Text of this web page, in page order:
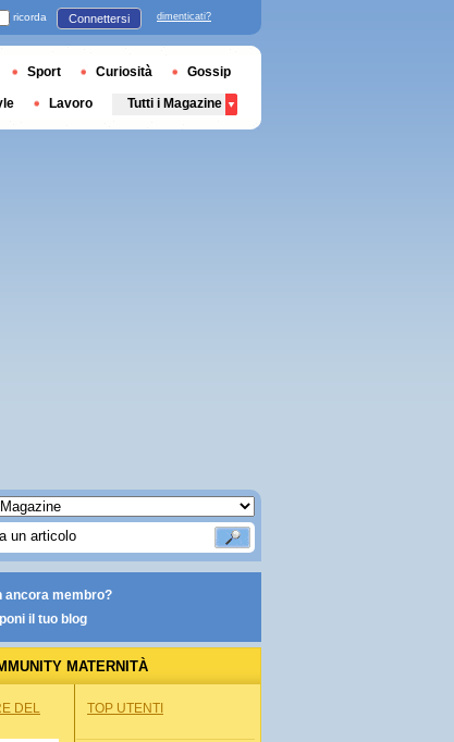
ancora membro?
il tuo blog
MATERNITÀ
DEL
TOP UTENTI
ricorda Connettersi dimenticati?
Sport Curiosità Gossip
Lavoro Tutti i Magazine